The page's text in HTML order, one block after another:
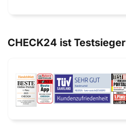
CHECK24 ist Testsieger